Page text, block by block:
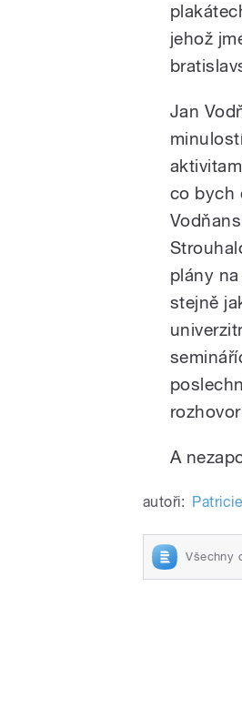
jehož
Jan
co bych
plány
stejně
A
autoři:
Všechny